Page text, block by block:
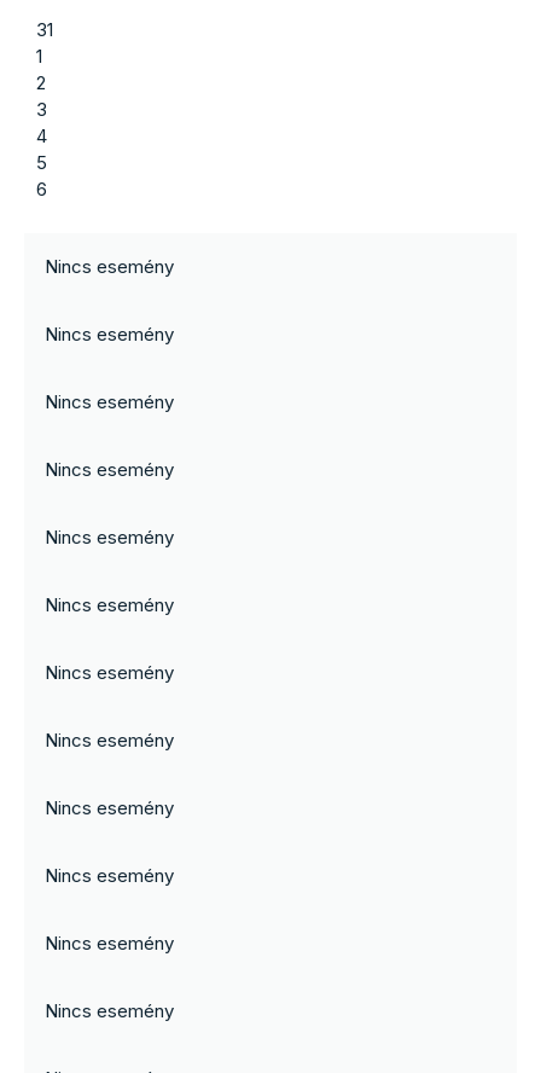
31
1
2
3
4
5
6
Nincs esemény
Nincs esemény
Nincs esemény
Nincs esemény
Nincs esemény
Nincs esemény
Nincs esemény
Nincs esemény
Nincs esemény
Nincs esemény
Nincs esemény
Nincs esemény